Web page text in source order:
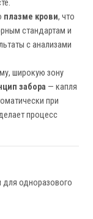
плазме крови, что
стандартам и
с анализами
широкую зону
забора — капля
при
процесс
для одноразового